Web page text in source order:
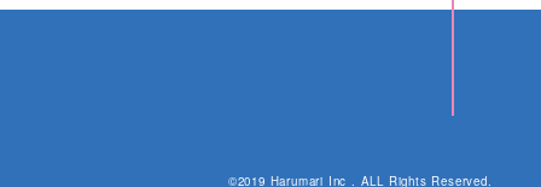
©2019 Harumari Inc . ALL Rights Reserved.